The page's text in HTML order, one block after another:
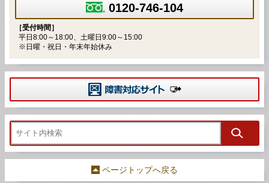
0120-746-104
［受付時間］
平日8:00～18:00、土曜日9:00～15:00
※日曜・祝日・年末年始休み
ページトップへ戻る